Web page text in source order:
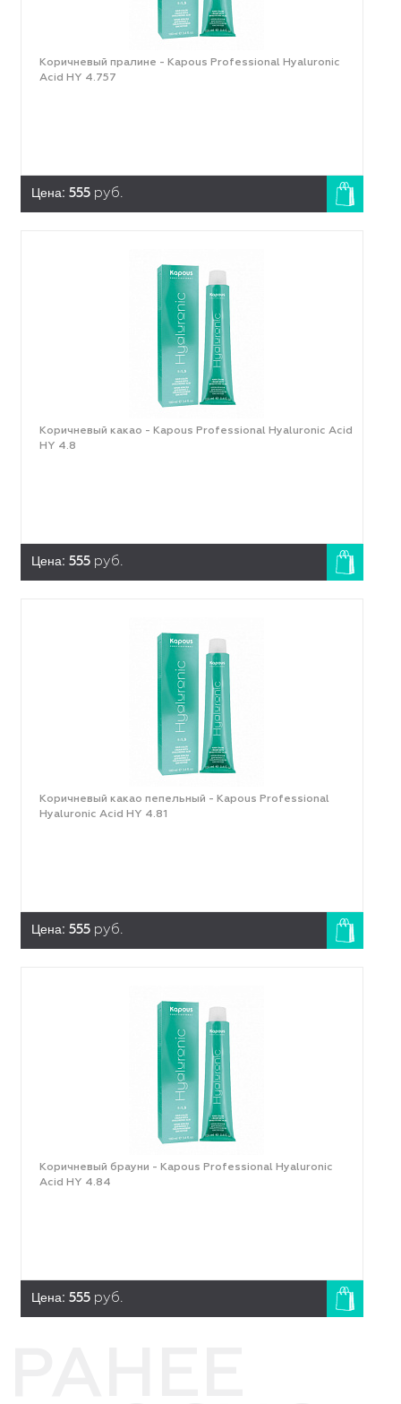
Коричневый пралине - Kapous Professional Hyaluronic
Acid HY 4.757
Цена: 555 руб.
Коричневый какао - Kapous Professional Hyaluronic Acid
HY 4.8
Цена: 555 руб.
Коричневый какао пепельный - Kapous Professional
Hyaluronic Acid HY 4.81
Цена: 555 руб.
Коричневый брауни - Kapous Professional Hyaluronic
Acid HY 4.84
Цена: 555 руб.